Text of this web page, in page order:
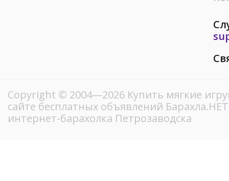
Copyright © 2004—2026 Купить мягкие
сайте бесплатных объявлений
интернет-барахолка Петрозаводска